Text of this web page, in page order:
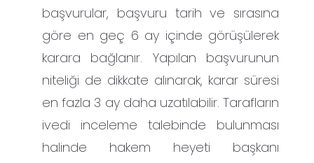
başvurular, başvuru tarih ve sırasına
göre en geç 6 ay içinde görüşülerek
karara bağlanır. Yapılan başvurunun
niteliği de dikkate alınarak, karar süresi
en fazla 3 ay daha uzatılabilir. Tarafların
ivedi inceleme talebinde bulunması
halinde hakem heyeti başkanı